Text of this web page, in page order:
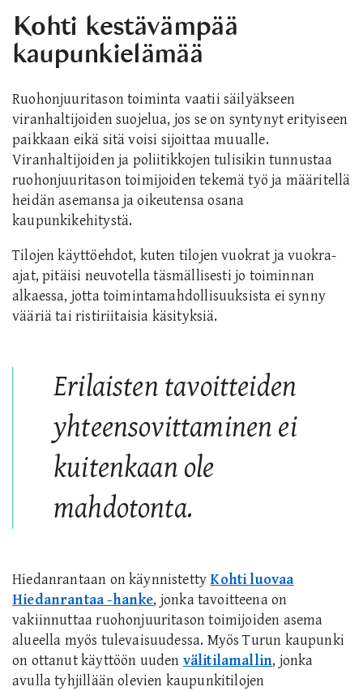
Kohti kestävämpää
kaupunkielämää
Ruohonjuuritason toiminta vaatii säilyäkseen
viranhaltijoiden suojelua, jos se on syntynyt erityiseen
paikkaan eikä sitä voisi sijoittaamuualle.
Viranhaltijoiden ja poliitikkojen tulisikintunnustaa
ruohonjuuritason toimijoiden tekemä työ ja määritellä
heidän asemansa ja oikeutensa osana
kaupunkikehitystä.
Tilojen käyttöehdot, kuten tilojen vuokrat ja vuokra-
ajat, pitäisi neuvotella täsmällisesti jo toiminnan
alkaessa, jotta toimintamahdollisuuksista ei synny
vääriä tai ristiriitaisia käsityksiä.
Erilaisten tavoitteiden
yhteensovittaminen ei
kuitenkaan ole
mahdotonta.
Hiedanrantaan on käynnistettyKohti luovaa
Hiedanrantaa -hanke, jonka tavoitteena on
vakiinnuttaa ruohonjuuritason toimijoiden asema
alueella myös tulevaisuudessa. Myös Turun kaupunki
on ottanut käyttöön uuden välitilamallin, jonka
avulla tyhjillään olevien kaupunkitilojen